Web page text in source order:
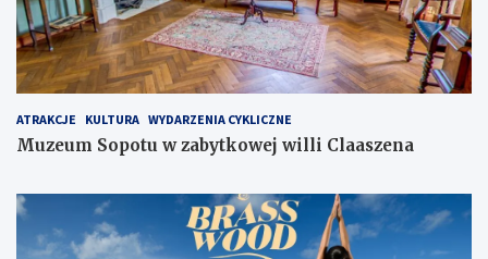
ATRAKCJE KULTURA WYDARZENIA CYKLICZNE
Muzeum Sopotu w zabytkowej willi Claaszena